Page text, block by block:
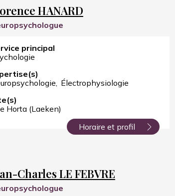
HANARD
principal
Électrophysiologie
Horta (Laeken)
Horaire et profil
Charles LE FEBVRE